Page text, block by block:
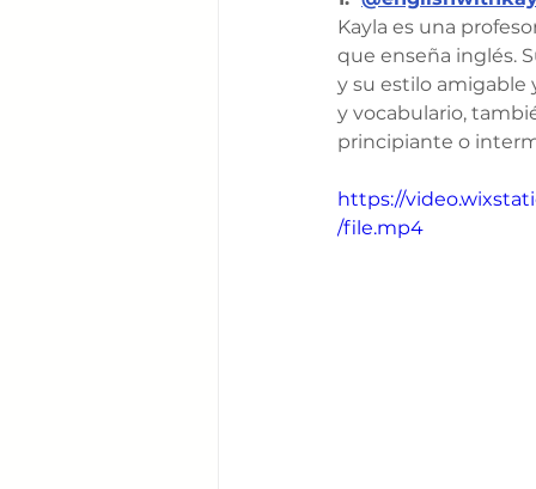
Kayla es una
que enseña inglés.
y su estilo amigable
y vocabulario,
principiante o
https://
/file.mp4